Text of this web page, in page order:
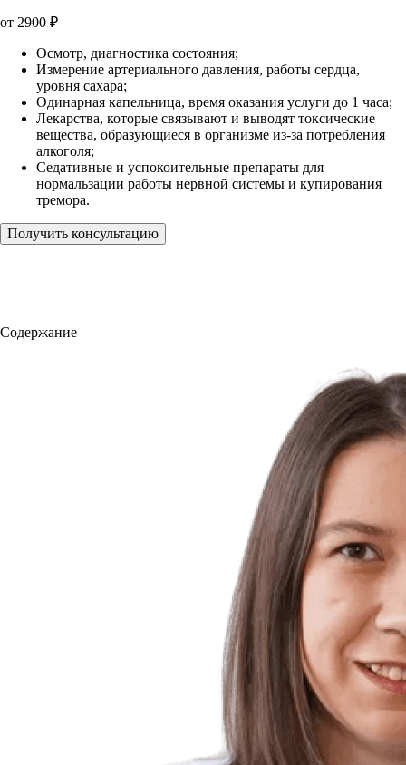
от 2900 ₽
Осмотр, диагностика состояния;
Измерение артериального давления, работы сердца,
уровня сахара;
Одинарная капельница, время оказания услуги до 1 часа;
Лекарства, которые связывают и выводят токсические
вещества, образующиеся в организме из-за потребления
алкоголя;
Седативные и успокоительные препараты для
нормальзации работы нервной системы и купирования
тремора.
Получить консультацию
Содержание